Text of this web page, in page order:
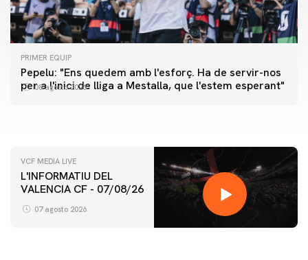
PRIMER EQUIP
Pepelu: "Ens quedem amb l'esforç. Ha de servir-nos
per a l'inici de lliga a Mestalla, que l'estem esperant"
08 agosto 2026
PRIMER EQUIP
📸 #ValenciaNUFC
PRIMER EQUIP
MESTALLA 📍
VCF MEDIA LIVE
L'INFORMATIU DEL
VALENCIA CF - 07/08/26
07 agosto 2026